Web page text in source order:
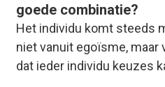
goede combinatie?
Het individu komt steeds
niet vanuit egoïsme,
dat ieder individu keuzes